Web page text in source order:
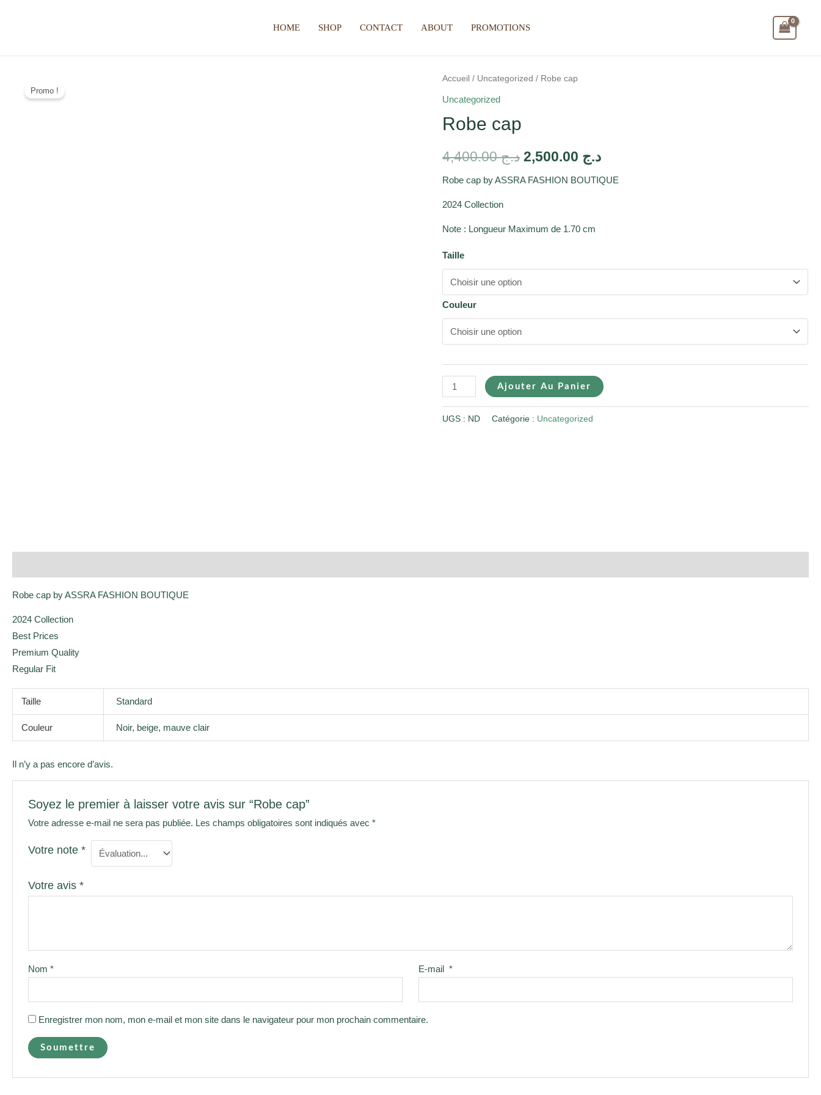
HOME SHOP CONTACT ABOUT PROMOTIONS
Promo !
Accueil / Uncategorized / Robe cap
Uncategorized
Robe cap
د.ج4,400.00 د.ج
Robe cap by ASSRA FASHION BOUTIQUE
2024 Collection
Note : Longueur Maximum de 1.70 cm
Taille
Couleur
Ajouter Au Panier
UGS : ND Catégorie : Uncategorized
Robe cap by ASSRA FASHION BOUTIQUE
2024 Collection
Best Prices
Premium Quality
Regular Fit
Taille Standard
Couleur Noir, beige, mauve clair
Il n’y a pas encore d’avis.
Soyez le premier à laisser votre avis sur “Robe cap”
Votre adresse e-mail ne sera pas publiée. Les champs obligatoires sont indiqués avec*
Votre note*
Votre avis*
Nom* E-mail *
Enregistrer mon nom, mon e-mail et mon site dans le navigateur pour mon prochain commentaire.